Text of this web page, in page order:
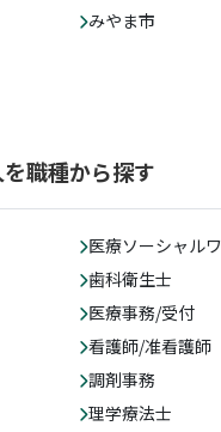
みやま市
職種から探す
医療ソーシャル
歯科衛生士
医療事務/受付
看護師/准看護師
調剤事務
理学療法士